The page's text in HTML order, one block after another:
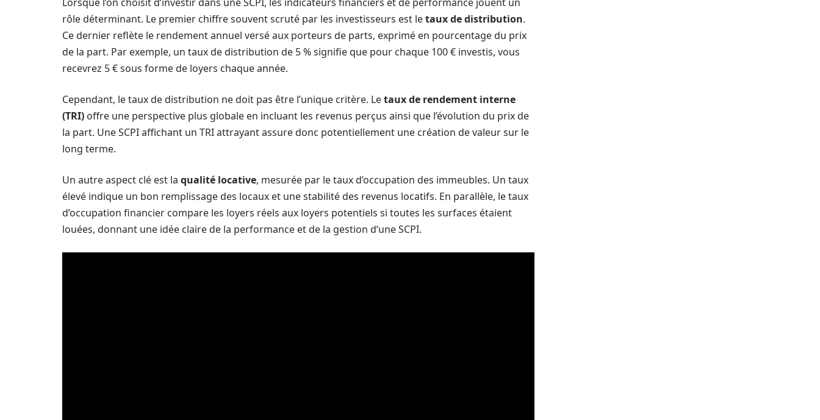
rôle déterminant. Le premier chiffre souvent scruté par les investisseurs est letaux de distribution.
Ce dernier reflète le rendement annuel versé aux porteurs de parts, exprimé en pourcentage du prix
de la part. Par exemple, un taux de distribution de 5 % signifie que pour chaque 100 € investis, vous
recevrez 5 € sous forme de loyers chaque année.
Cependant, le taux de distribution ne doit pas être l’unique critère. Letaux de rendement interne
(TRI) offre une perspective plus globale en incluant les revenus perçus ainsi que l’évolution du prix de
la part. Une SCPI affichant un TRI attrayant assure donc potentiellement une création de valeur sur le
long terme.
Un autre aspect clé est la qualité locative, mesurée par le taux d’occupation des immeubles. Un taux
élevé indique un bon remplissage des locaux et une stabilité des revenus locatifs. En parallèle, le taux
d’occupation financier compare les loyers réels aux loyers potentiels si toutes les surfaces étaient
louées, donnant une idée claire de la performance et de la gestion d’une SCPI.